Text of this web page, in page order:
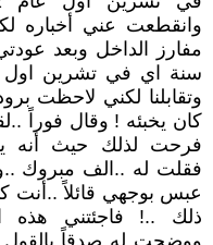
وانقطعت عني أخباره
مفارز الداخل وبعد
وتقابلنا لكني لاحظت
كان يخبئه ! وقال فوراً
فرحت لذلك حيث أنه
فقلت له ..الف مبروك
عبس بوجهي قائلاً ..أنت
ذلك ..! فاجئتني هذه